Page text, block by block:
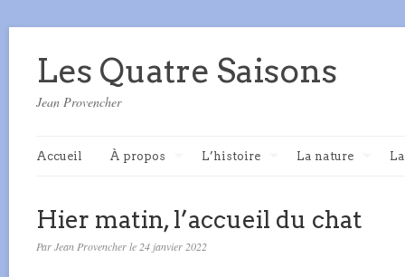
Les Quatre Saisons
Jean Provencher
Accueil À propos L’histoire La nature
Hier matin, l’accueil du chat
Par Jean Provencher le 24 janvier 2022